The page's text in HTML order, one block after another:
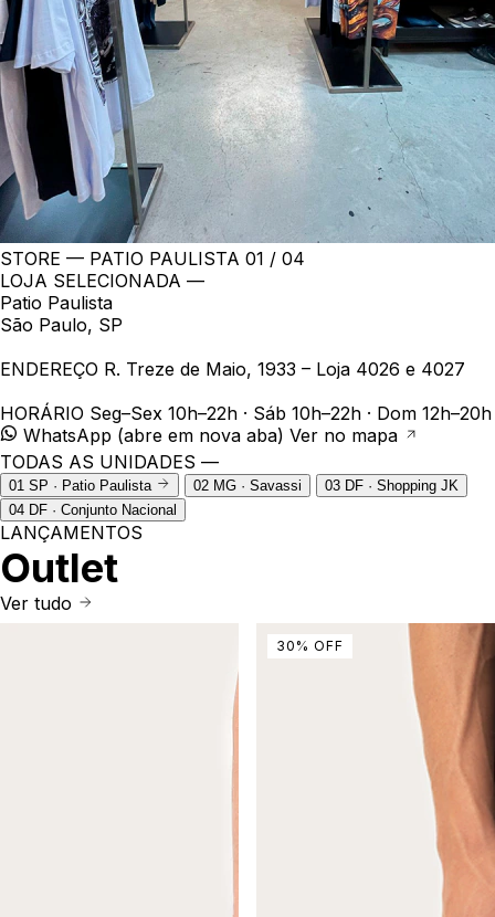
STORE — PATIO PAULISTA 01 / 04
LOJA SELECIONADA —
Patio Paulista
São Paulo, SP
ENDEREÇO R. Treze de Maio, 1933 – Loja 4026 e 4027
HORÁRIO Seg–Sex 10h–22h · Sáb 10h–22h · Dom 12h–20h
WhatsApp (abre em nova aba) Ver no mapa
TODAS AS UNIDADES —
01 SP · Patio Paulista 02 MG · Savassi 03 DF · Shopping JK
04 DF · Conjunto Nacional
LANÇAMENTOS
Outlet
Ver tudo
30 % OFF